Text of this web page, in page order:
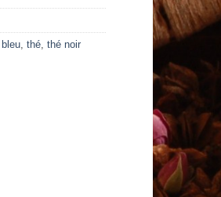
thé thé noir